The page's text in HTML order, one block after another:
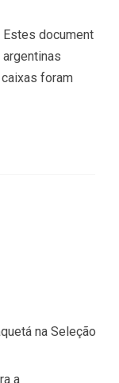
Estes document
caixas foram
na Seleção
a